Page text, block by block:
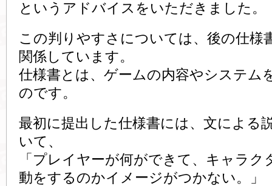
というアドバイスをいただきました。
この判りやすさについては、後の仕様
関係しています。
仕様書とは、ゲームの内容やシステム
のです。
最初に提出した仕様書には、文による
いて、
「プレイヤーが何ができて、キャラ
動をするのかイメージがつかない。」